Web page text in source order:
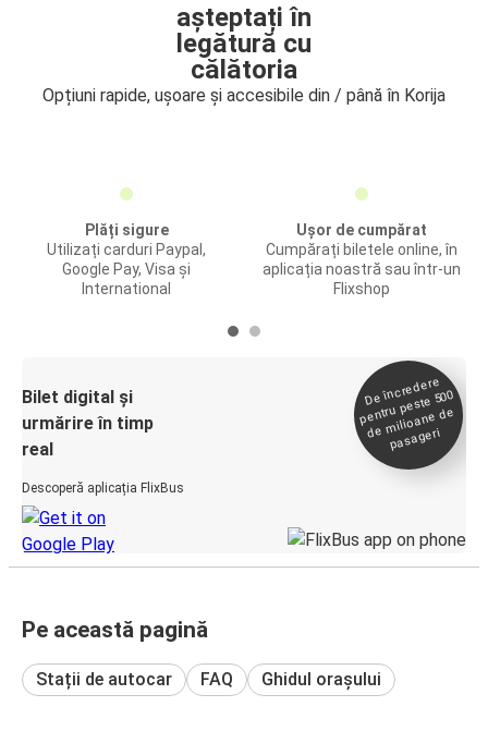
așteptați în
legătură cu
călătoria
Opțiuni rapide, ușoare și accesibile din / până în Korija
Plăți sigure
Utilizați carduri Paypal,
Google Pay, Visa și
International
Ușor de cumpărat
Cumpărați biletele online, în
aplicația noastră sau într-un
Flixshop
Bilet digital și
urmărire în timp
real
Descoperă aplicația FlixBus
De încredere
pentru peste 500
de
milioane de
pasageri
Pe această pagină
Stații de autocar FAQ Ghidul orașului